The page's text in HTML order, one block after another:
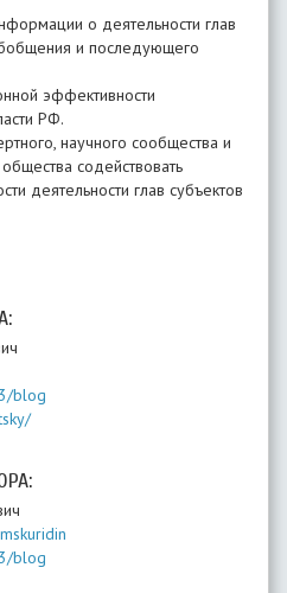
о деятельности глав
и последующего
эффективности
РФ.
научного сообщества и
содействовать
деятельности глав субъектов
blog
blog